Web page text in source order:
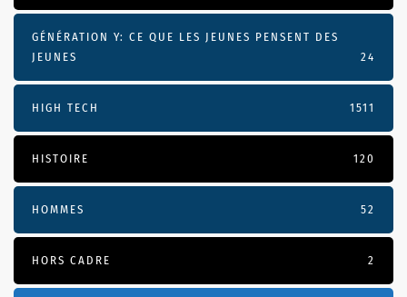
GÉNÉRATION Y: CE QUE LES JEUNES PENSENT DES
JEUNES
24
HIGH TECH 1511
HISTOIRE 120
HOMMES 52
HORS CADRE 2